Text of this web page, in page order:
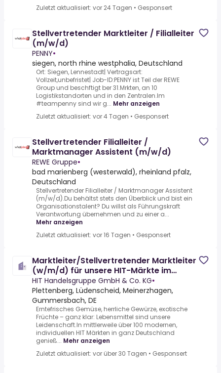
Zuletzt aktualisiert: vor 24 Tagen • Gesponsert
Stellvertretender Marktleiter / Filialleiter
(m/w/d)
PENNY•
siegen, north rhine westphalia, Deutschland
Ort: Siegen, Lennestadt| Vertragsart:
Vollzeit,unbefristet| Job-ID:PENNY ist Teil der REWE
Group und beschftigt ber 31.Mrkten, an 10
Logistikstandorten und in den Zentralen.Im
#teampenny sind wir g... Mehr anzeigen
Zuletzt aktualisiert: vor 4 Tagen • Gesponsert
Stellvertretender Filialleiter /
Marktmanager Assistent (m/w/d)
REWE Gruppe•
bad marienberg (westerwald), rheinland pfalz,
Deutschland
Stellvertretender Filialleiter / Marktmanager Assistent
(m/w/d).Du behältst stets den Überblick und bist ein
Organisationstalent? Du willst als Führungskraft
Verantwortung übernehmen und zu einer a...
Mehr anzeigen
Zuletzt aktualisiert: vor 16 Tagen • Gesponsert
Marktleiter/Stellvertretender Marktleiter
(w/m/d) für unsere HIT-Märkte im
Märkischen/
HIT Handelsgruppe GmbH & Co. KG•
Plettenberg, Lüdenscheid, Meinerzhagen,
Gummersbach, DE
Erntefrisches Gemüse, herrliche Gewürze, exotische
Früchte – ganz klar: Lebensmittel sind unsere
Leidenschaft.In mittlerweile über 100 modernen,
individuellen HIT Märkten in ganz Deutschland
genieß... Mehr anzeigen
Zuletzt aktualisiert: vor über 30 Tagen • Gesponsert